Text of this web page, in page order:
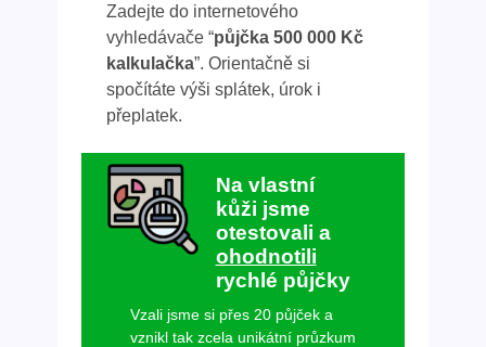
Zadejte do internetového
vyhledávače “půjčka 500 000 Kč
kalkulačka”. Orientačně si
spočítáte výši splátek, úrok i
přeplatek.
Na vlastní
kůži jsme
otestovali a
ohodnotili
rychlé půjčky
Vzali jsme si přes 20 půjček a
vznikl tak zcela unikátní průzkum